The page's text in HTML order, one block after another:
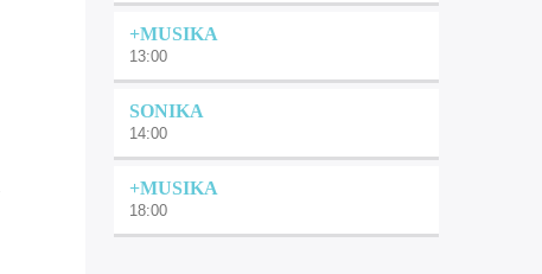
+MUSIKA
13:00
SONIKA
14:00
+MUSIKA
18:00